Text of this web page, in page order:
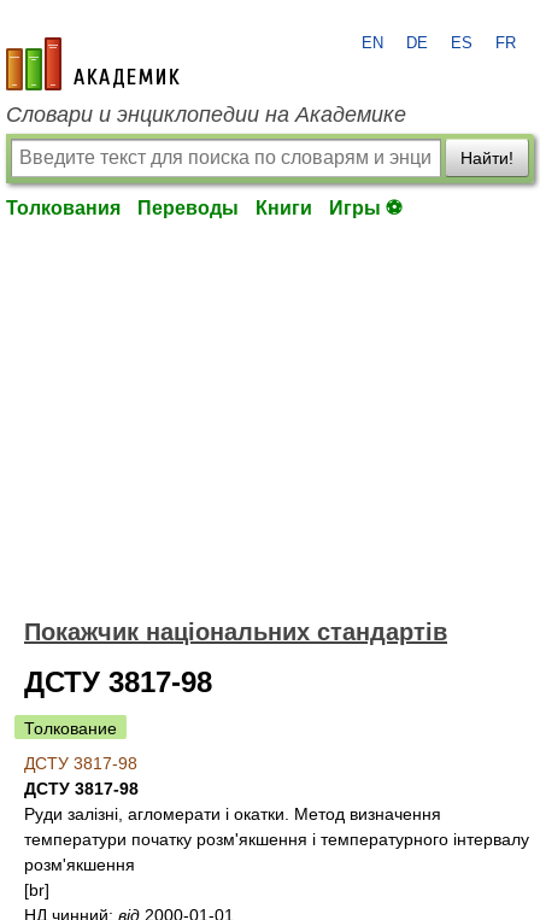
academic.ru
EN DE ES FR
Словари и энциклопедии на Академике
Найти!
Толкования Переводы Книги Игры ⚽
Покажчик національних стандартів
ДСТУ 3817-98
Толкование
ДСТУ 3817-98
ДСТУ 3817-98
Руди залізні, агломерати і окатки. Метод визначення
температури початку розм'якшення і температурного інтервалу
розм'якшення
[br]
НД чинний: від 2000-01-01